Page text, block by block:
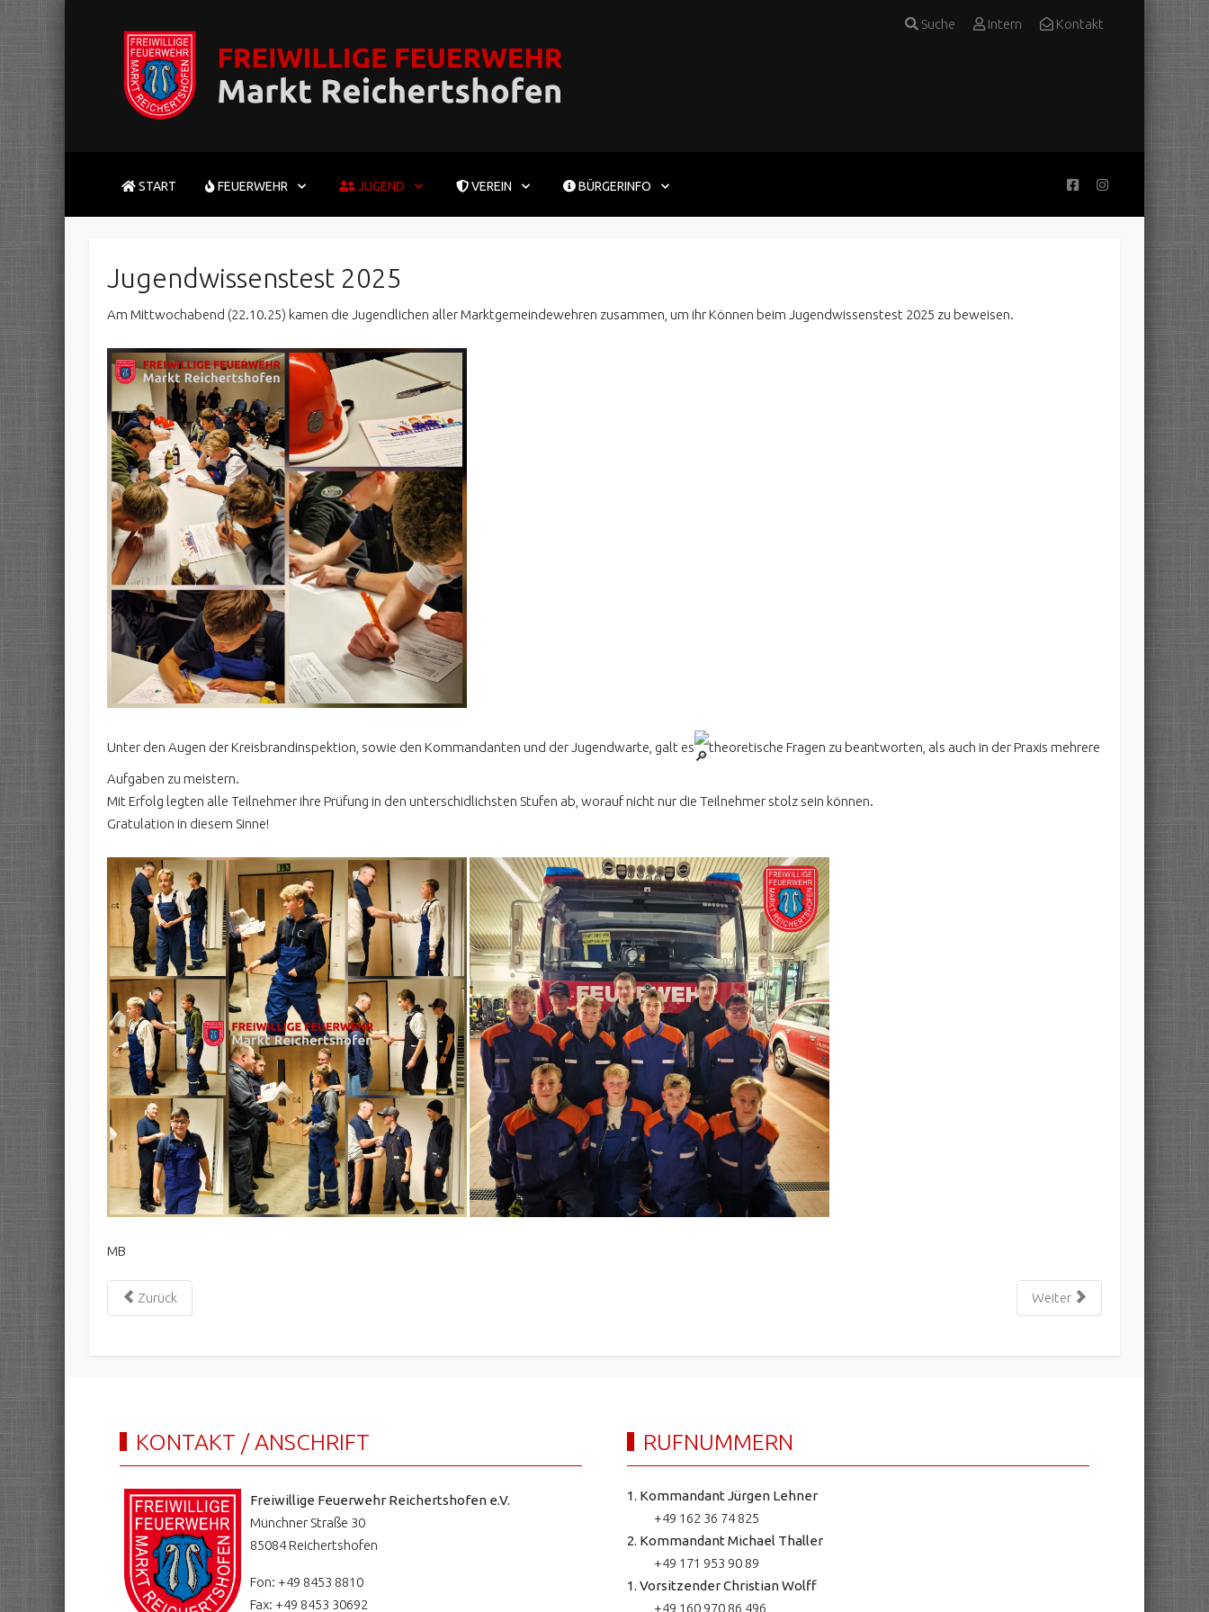
Suche Intern Kontakt
START FEUERWEHR JUGEND VEREIN BÜRGERINFO
Jugendwissenstest 2025
Am Mittwochabend (22.10.25) kamen die Jugendlichen aller Marktgemeindewehren zusammen, um ihr Können beim Jugendwissenstest 2025 zu beweisen.
Unter den Augen der Kreisbrandinspektion, sowie den Kommandanten und der Jugendwarte, galt es theoretische Fragen zu beantworten, als auch in der Praxis mehrere
Aufgaben zu meistern.
Mit Erfolg legten alle Teilnehmer ihre Prüfung in den unterschidlichsten Stufen ab, worauf nicht nur die Teilnehmer stolz sein können.
Gratulation in diesem Sinne!
MB
Zurück Weiter
KONTAKT / ANSCHRIFT
Freiwillige Feuerwehr Reichertshofen e.V.
Münchner Straße 30
85084 Reichertshofen
Fon: +49 8453 8810
Fax: +49 8453 30692
RUFNUMMERN
1. Kommandant Jürgen Lehner
+49 162 36 74 825
2. Kommandant Michael Thaller
+49 171 953 90 89
1. Vorsitzender Christian Wolff
+49 160 970 86 496